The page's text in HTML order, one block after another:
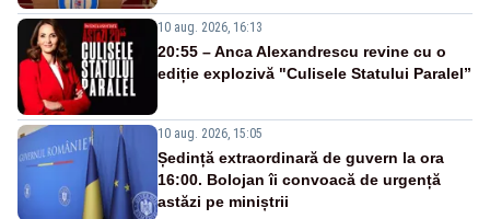
10 aug. 2026, 16:13
20:55 – Anca Alexandrescu revine cu o
ediție explozivă "Culisele Statului Paralel”
10 aug. 2026, 15:05
Ședință extraordinară de guvern la ora
16:00. Bolojan îi convoacă de urgență
astăzi pe miniștrii